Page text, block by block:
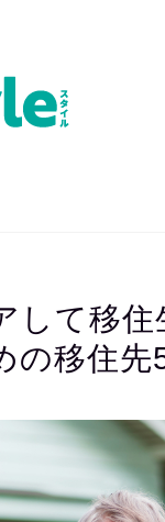
して移
の移住先